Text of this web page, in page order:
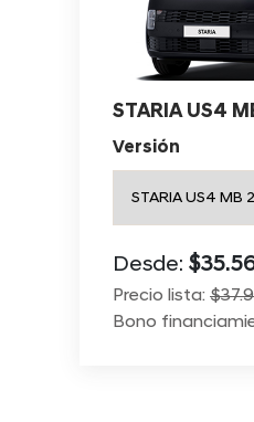
STARIA US4
Versión
Desde:
Precio lista:
Bono